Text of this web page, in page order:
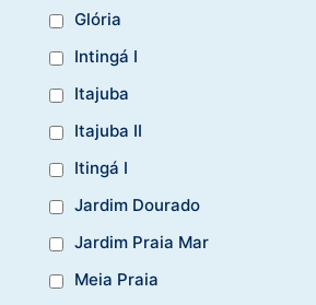
Glória
Intingá I
Itajuba
Itajuba II
Itingá I
Jardim Dourado
Jardim Praia Mar
Meia Praia